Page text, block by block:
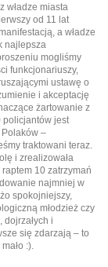
władze miasta
od 11 lat
a władze
najlepsza
mogliśmy
funkcjonariuszy,
ustawę o
i akceptację
żartowanie z
policjantów jest
–
traktowani teraz.
i zrealizowała
10 zatrzymań
najmniej w
spokojniejszy,
młodzież czy
dojrzałych i
się zdarzają – to
:).